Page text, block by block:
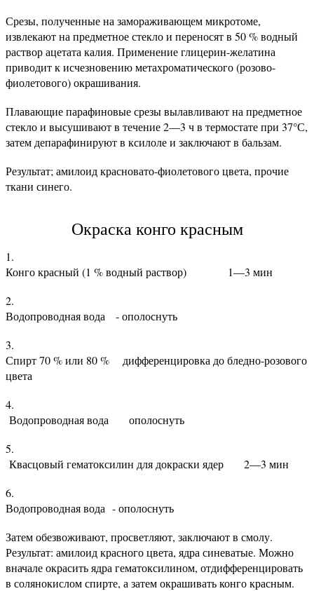
Срезы, полученные на замораживающем микротоме,
извлекают на предметное стекло и переносят в 50 % водный
раствор ацетата калия. Применение глицерин-желатина
приводит к исчезновению метахроматического (розово-
фиолетового) окрашивания.
Плавающие парафиновые срезы вылавливают на предметное
стекло и высушивают в течение 2—3 ч в термостате при 37°С,
затем депарафинируют в ксилоле и заключают в бальзам.
Результат; амилоид красновато-фиолетового цвета, прочие
ткани синего.
Окраска конго красным
Конго красный (1 % водный раствор) 1—3 мин
Водопроводная вода - ополоснуть
Спирт 70 % или 80 % дифференцировка до бледно-розового
цвета
Водопроводная вода ополоснуть
Квасцовый гематоксилин для докраски ядер 2—3 мин
Водопроводная вода - ополоснуть
Затем обезвоживают, просветляют, заключают в смолу.
Результат: амилоид красного цвета, ядра синеватые. Можно
вначале окрасить ядра гематоксилином, отдифференцировать
в солянокислом спирте, а затем окрашивать конго красным.